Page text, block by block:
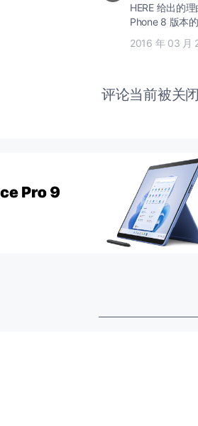
HERE 给出的
Phone 8 版本
2016 年 03 月
评论当前被关闭